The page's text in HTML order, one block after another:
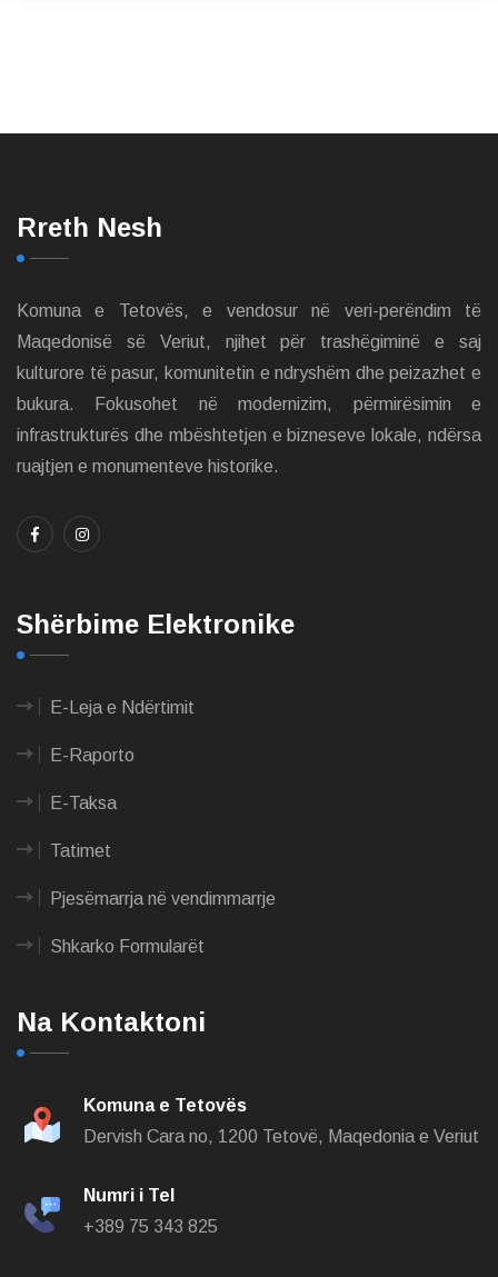
Rreth Nesh
Komuna e Tetovës, e vendosur në veri-perëndim të
Maqedonisë së Veriut, njihet për trashëgiminë e saj
kulturore të pasur, komunitetin e ndryshëm dhe peizazhet e
bukura. Fokusohet në modernizim, përmirësimin e
infrastrukturës dhe mbështetjen e bizneseve lokale, ndërsa
ruajtjen e monumenteve historike.
Shërbime Elektronike
E-Leja e Ndërtimit
E-Raporto
E-Taksa
Tatimet
Pjesëmarrja në vendimmarrje
Shkarko Formularët
Na Kontaktoni
Komuna e Tetovës
Dervish Cara no, 1200 Tetovë, Maqedonia e Veriut
Numri i Tel
+389 75 343 825